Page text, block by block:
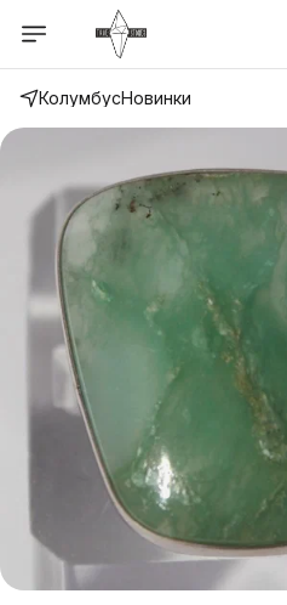
КолумбусНовинки